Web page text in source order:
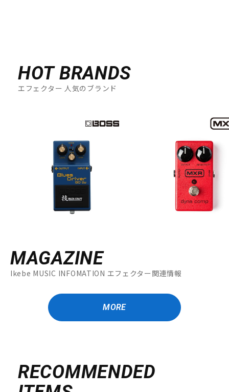
HOT BRANDS
エフェクター 人気のブランド
MAGAZINE
Ikebe MUSIC INFOMATION エフェクター関連情報
MORE
RECOMMENDED